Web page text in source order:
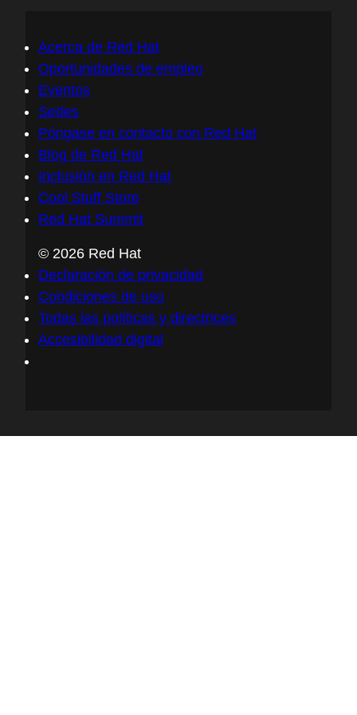
Acerca de Red Hat
Oportunidades de empleo
Eventos
Sedes
Póngase en contacto con Red Hat
Blog de Red Hat
Inclusión en Red Hat
Cool Stuff Store
Red Hat Summit
© 2026 Red Hat
Declaración de privacidad
Condiciones de uso
Todas las políticas y directrices
Accesibilidad digital